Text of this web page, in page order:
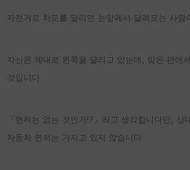
자전거로 차도를 달리면 눈앞에서 달려오는 사람
자신은 제대로 왼쪽을 달리고 있는데, 맞은 편에
것입니다.
「면허는 없는 것인가!?」라고 생각합니다만,
자동차 면허는 가지고 있지 않습니다.